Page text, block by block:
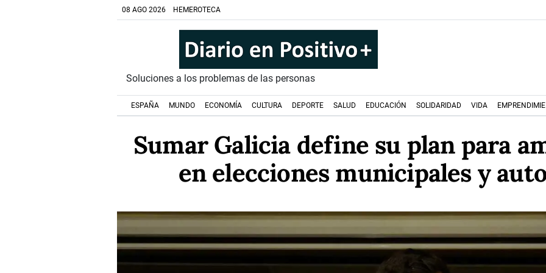
08 AGO 2026 HEMEROTECA
Soluciones a los problemas de las personas
ESPAÑA MUNDO ECONOMÍA CULTURA DEPORTE SALUD EDUCACIÓN SOLIDARIDAD VIDA
Sumar Galicia define su plan para
en elecciones municipales y